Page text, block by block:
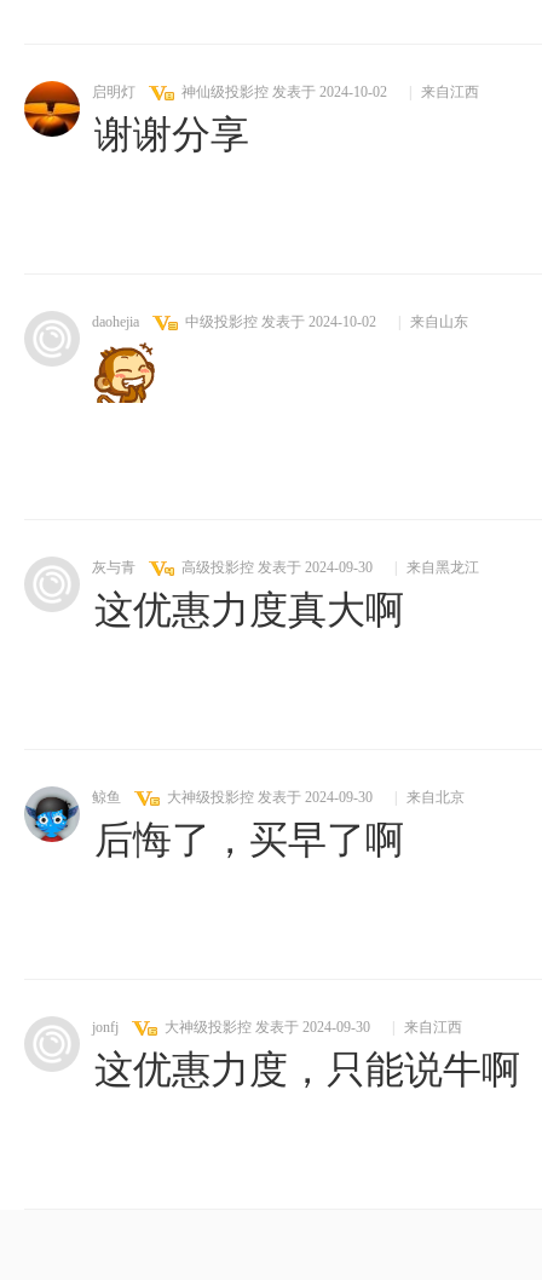
启明灯 神仙级投影控 发表于 2024-10-02 来自江西
谢谢分享
daohejia 中级投影控 发表于 2024-10-02 来自山东
灰与青 高级投影控 发表于 2024-09-30 来自黑龙江
这优惠力度真大啊
鲸鱼 大神级投影控 发表于 2024-09-30 来自北京
后悔了，买早了啊
jonfj 大神级投影控 发表于 2024-09-30 来自江西
这优惠力度，只能说牛啊